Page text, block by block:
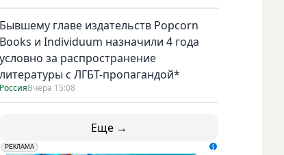
Бывшему главе издательств Popcorn
Books и Individuum назначили 4 года
условно за распространение
литературы с ЛГБТ-пропагандой*
РоссияВчера 15:08
Еще →
erid: LdtCK5udn
РЕКЛАМА
АО "ГАТР", ИНН: 7841320717